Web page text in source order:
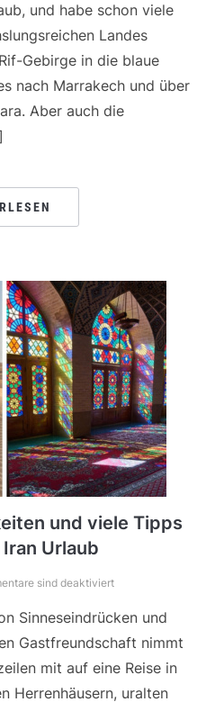
und habe schon viele
Landes
Gebirge in die blaue
nach Marrakech und über
Aber auch die
und viele Tipps
Urlaub
sind deaktiviert
Sinneseindrücken und
Gastfreundschaft nimmt
mit auf eine Reise in
Herrenhäusern, uralten